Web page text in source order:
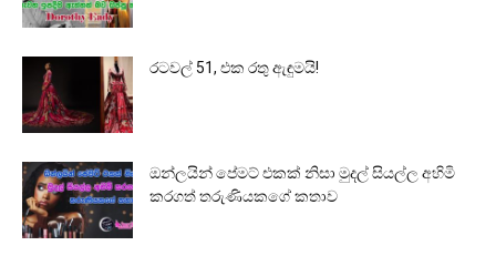
රටවල් 51, එක රතු ඇඳුමයි!
ඔන්ලයින් පේමට් එකක් නිසා මුදල් සියල්ල අහිමි
කරගත් තරුණියකගේ කතාව